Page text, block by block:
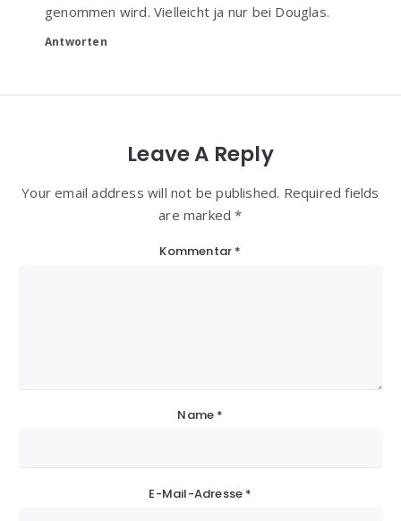
genommen wird. Vielleicht ja nur bei Douglas.
Antworten
Leave A Reply
Your email address will not be published. Required fields
are marked *
Kommentar *
Name *
E-Mail-Adresse *